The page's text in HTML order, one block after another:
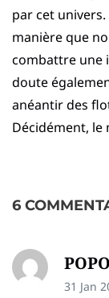
par cet univers.
manière que
combattre une
doute
anéantir des
Décidément,
6
31 Jan